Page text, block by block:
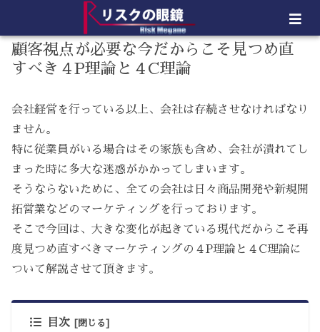
顧客視点が必要な今だからこそ見つめ直
すべき４P理論と４C理論
会社経営を行っている以上、会社は存続させなければなり
ません。
特に従業員がいる場合はその家族も含め、会社が潰れてし
まった時に多大な迷惑がかかってしまいます。
そうならないために、全ての会社は日々商品開発や新規開
拓営業などのマーケティングを行っております。
そこで今回は、大きな変化が起きている現代だからこそ再
度見つめ直すべきマーケティングの４P理論と４C理論に
ついて解説させて頂きます。
目次